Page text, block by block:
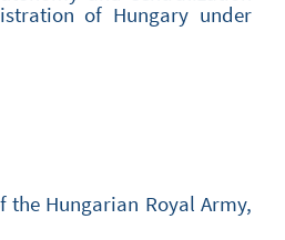
of Hungary under
the Hungarian Royal Army,